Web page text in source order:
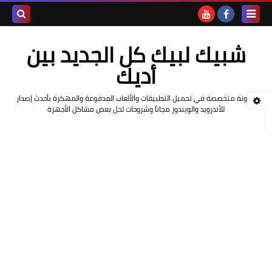
المدونةشبيك لبيك كل الجديد بين
أديك
مدونة متخصصة في تحميل التطبيقات والألعاب المدفوعة والمهكرة بأحدث إصدار
للأندرويد والويندوز مجاناً وشروحات لحل بعض مشاكل الأجهزة